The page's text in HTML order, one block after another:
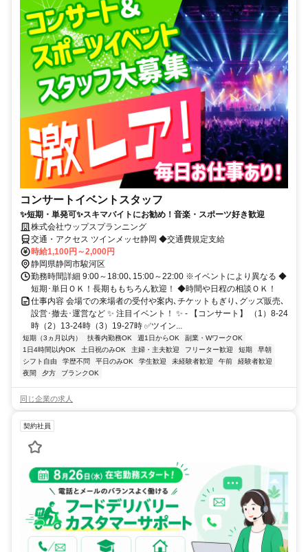
コンサートイベントスタッフ
✨短期・単発可✨スキマバイトにお勧め！音楽・スポーツ好き歓迎
株式会社ウップスプランニング
交通・アクセス ツインメッセ静岡 ◆交通費規定支給
時給1,100円～2,000円
静岡県静岡市駿河区
勤務時間詳細 9:00～18:00､15:00～22:00 ※イベントにより異なる ◆
短期･単日ＯＫ！長期ももちろん歓迎！ ◆時間や日程の相談ＯＫ！
仕事内容 会場での来場者の受付や案内､チケットもぎり､グッズ販売､
設営･撤去･運営など ✨ 注目イベント！ ✨ - 【コンサート】 （1）8-24
時（2）13-24時（3）19-27時 ✅ツイン...
短期（3ヵ月以内） 扶養内勤務OK 週1日からOK
副業・WワークOK
1日4時間以内OK
土日祝のみOK 主婦・主夫歓迎 フリーター歓迎 短期
早朝
シフト自由
学歴不問 平日のみOK 学生歓迎 未経験者歓迎 午前
経験者歓迎
夜間
夕方 ブランクOK
同じ企業の求人
契約社員